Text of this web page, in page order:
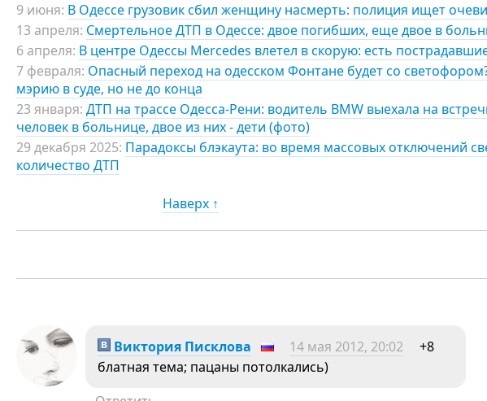
9 июня: В Одессе грузовик сбил женщину насмерть: полиция ищет
13 апреля: Смертельное ДТП в Одессе: двое погибших, еще двое в
6 апреля: В центре Одессы Mercedes влетел в скорую: есть
7 февраля: Опасный переход на одесском Фонтане будет со
мэрию в суде, но не до конца
23 января: ДТП на трассе Одесса-Рени: водитель BMW выехала на
человек в больнице, двое из них - дети (фото)
29 декабря 2025: Парадоксы блэкаута: во время массовых отключений
количество ДТП
Наверх ↑
Виктория Писклова 14 мая 2012, 20:02
+8
блатная тема; пацаны потолкались)